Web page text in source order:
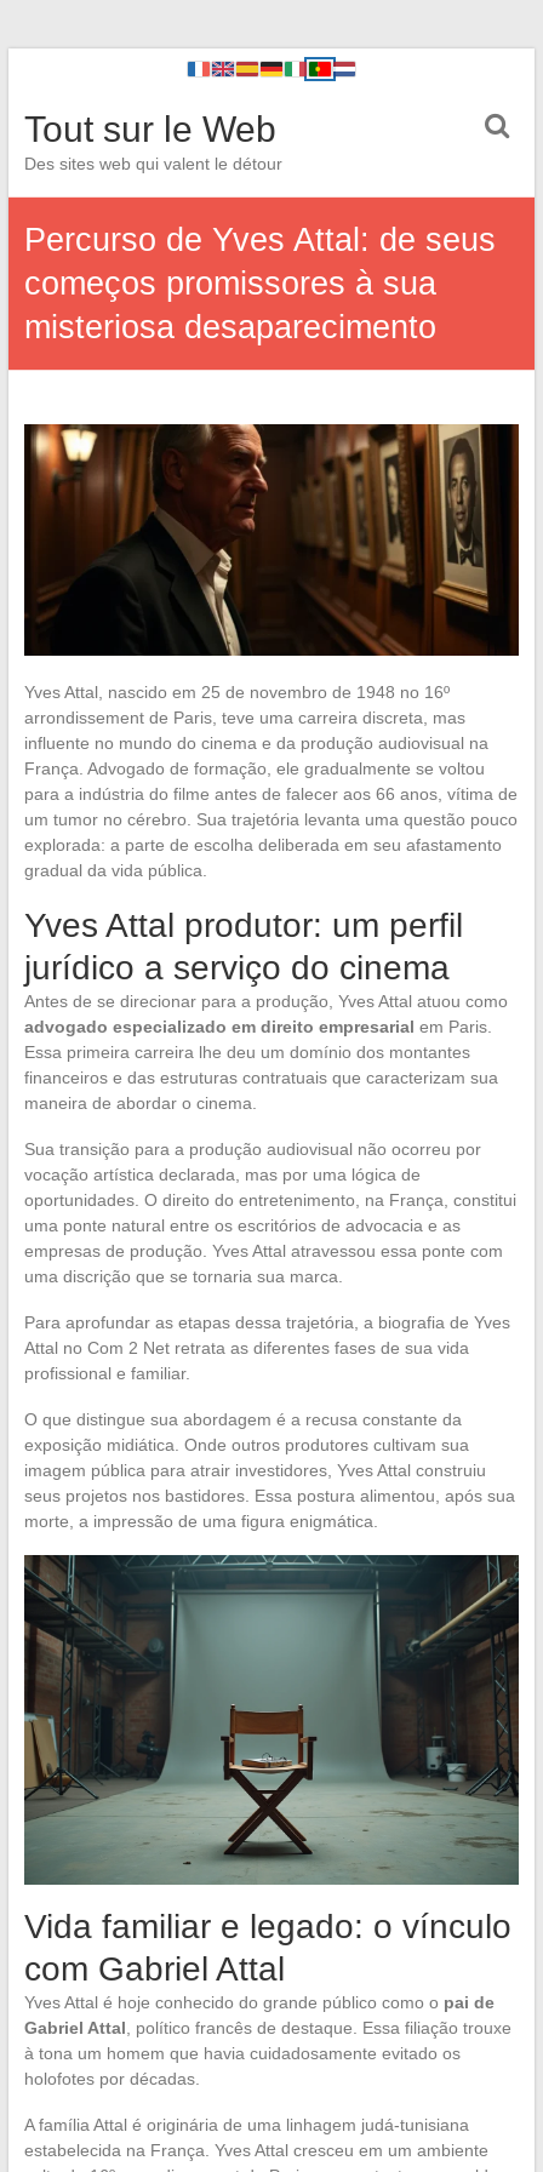
Tout sur le Web
Des sites web qui valent le détour
Percurso de Yves Attal: de seus
começos promissores à sua
misteriosa desaparecimento
Yves Attal, nascido em 25 de novembro de 1948 no 16º
arrondissement de Paris, teve uma carreira discreta, mas
influente no mundo do cinema e da produção audiovisual na
França. Advogado de formação, ele gradualmente se voltou
para a indústria do filme antes de falecer aos 66 anos, vítima de
um tumor no cérebro. Sua trajetória levanta uma questão pouco
explorada: a parte de escolha deliberada em seu afastamento
gradual da vida pública.
Yves Attal produtor: um perfil
jurídico a serviço do cinema
Antes de se direcionar para a produção, Yves Attal atuou como
advogado especializado em direito empresarial em Paris.
Essa primeira carreira lhe deu um domínio dos montantes
financeiros e das estruturas contratuais que caracterizam sua
maneira de abordar o cinema.
Sua transição para a produção audiovisual não ocorreu por
vocação artística declarada, mas por uma lógica de
oportunidades. O direito do entretenimento, na França, constitui
uma ponte natural entre os escritórios de advocacia e as
empresas de produção. Yves Attal atravessou essa ponte com
uma discrição que se tornaria sua marca.
Para aprofundar as etapas dessa trajetória, a biografia de Yves
Attal no Com 2 Net retrata as diferentes fases de sua vida
profissional e familiar.
O que distingue sua abordagem é a recusa constante da
exposição midiática. Onde outros produtores cultivam sua
imagem pública para atrair investidores, Yves Attal construiu
seus projetos nos bastidores. Essa postura alimentou, após sua
morte, a impressão de uma figura enigmática.
Vida familiar e legado: o vínculo
com Gabriel Attal
Yves Attal é hoje conhecido do grande público como o pai de
Gabriel Attal , político francês de destaque. Essa filiação trouxe
à tona um homem que havia cuidadosamente evitado os
holofotes por décadas.
A família Attal é originária de uma linhagem judá-tunisiana
estabelecida na França. Yves Attal cresceu em um ambiente